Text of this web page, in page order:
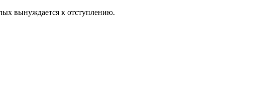
вынуждается к отступлению.